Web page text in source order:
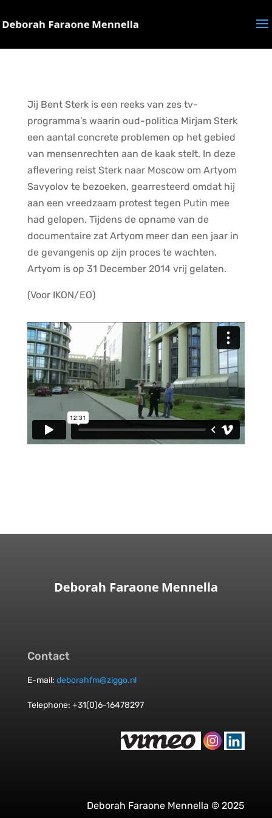
Jij Bent Sterk is een reeks van zes tv-
programma’s waarin oud-politica Mirjam Sterk
een aantal concrete problemen op het gebied
van mensenrechten aan de kaak stelt. In deze
aflevering reist Sterk naar Moscow om Artyom
Savyolov te bezoeken, gearresteerd omdat hij
aan een vreedzaam protest tegen Putin mee
had gelopen. Tijdens de opname van de
documentaire zat Artyom meer dan een jaar in
de gevangenis op zijn proces te wachten.
Artyom is op 31 December 2014 vrij gelaten.
(Voor IKON/EO)
Contact
E-mail: deborahfm@ziggo.nl
Telephone: +31(0)6-16478297
Deborah Faraone Mennella © 2025